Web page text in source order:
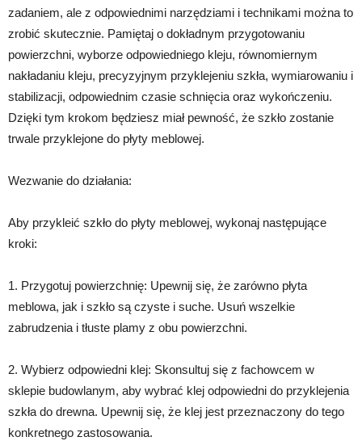
zadaniem, ale z odpowiednimi narzędziami i technikami można to
zrobić skutecznie. Pamiętaj o dokładnym przygotowaniu
powierzchni, wyborze odpowiedniego kleju, równomiernym
nakładaniu kleju, precyzyjnym przyklejeniu szkła, wymiarowaniu i
stabilizacji, odpowiednim czasie schnięcia oraz wykończeniu.
Dzięki tym krokom będziesz miał pewność, że szkło zostanie
trwale przyklejone do płyty meblowej.
Wezwanie do działania:
Aby przykleić szkło do płyty meblowej, wykonaj następujące
kroki:
1. Przygotuj powierzchnię: Upewnij się, że zarówno płyta
meblowa, jak i szkło są czyste i suche. Usuń wszelkie
zabrudzenia i tłuste plamy z obu powierzchni.
2. Wybierz odpowiedni klej: Skonsultuj się z fachowcem w
sklepie budowlanym, aby wybrać klej odpowiedni do przyklejenia
szkła do drewna. Upewnij się, że klej jest przeznaczony do tego
konkretnego zastosowania.